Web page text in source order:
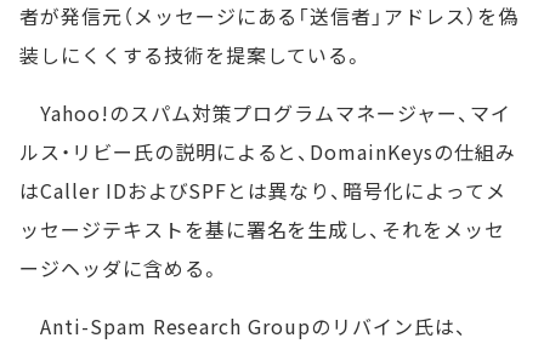
者が発信元（メッセージにある「送信者」アドレス）を偽
装しにくくする技術を提案している。
Yahoo!のスパム対策プログラムマネージャー、マイ
ルス・リビー氏の説明によると、DomainKeysの仕組み
はCaller IDおよびSPFとは異なり、暗号化によってメ
ッセージテキストを基に署名を生成し、それをメッセ
ージヘッダに含める。
Anti-Spam Research Groupのリバイン氏は、